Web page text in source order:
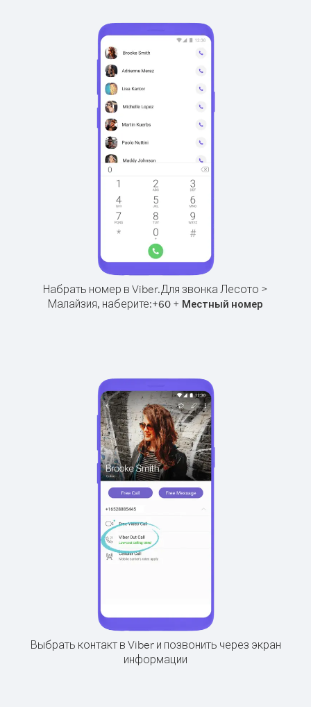
Набрать номер в Viber.Для звонка Лесото >
Малайзия, наберите:+60 + Местный номер
Выбрать контакт в Viber и позвонить через экран
информации